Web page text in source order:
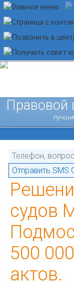
Правовой
судов
500
актов.